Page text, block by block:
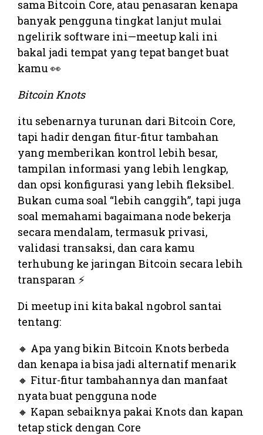
sama Bitcoin Core, atau penasaran kenapa
banyak pengguna tingkat lanjut mulai
ngelirik software ini—meetup kali ini
bakal jadi tempat yang tepat banget buat
kamu 👀
Bitcoin Knots
itu sebenarnya turunan dari Bitcoin Core,
tapi hadir dengan fitur-fitur tambahan
yang memberikan kontrol lebih besar,
tampilan informasi yang lebih lengkap,
dan opsi konfigurasi yang lebih fleksibel.
Bukan cuma soal “lebih canggih”, tapi juga
soal memahami bagaimana node bekerja
secara mendalam, termasuk privasi,
validasi transaksi, dan cara kamu
terhubung ke jaringan Bitcoin secara lebih
transparan ⚡
Di meetup ini kita bakal ngobrol santai
tentang:
🔸 Apa yang bikin Bitcoin Knots berbeda
dan kenapa ia bisa jadi alternatif menarik
🔸 Fitur-fitur tambahannya dan manfaat
nyata buat pengguna node
🔸 Kapan sebaiknya pakai Knots dan kapan
tetap stick dengan Core